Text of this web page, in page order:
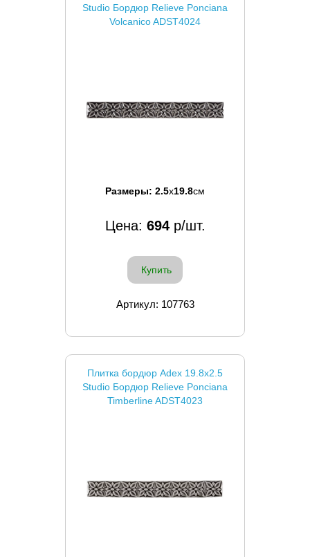
Studio Бордюр Relieve Ponciana
Volcanico ADST4024
Размеры: 2.5x19.8см
Цена: 694р/шт.
Купить
Артикул: 107763
Плитка бордюр Adex 19.8x2.5
Studio Бордюр Relieve Ponciana
Timberline ADST4023